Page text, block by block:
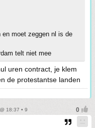
en moet zeggen nl is de
telt niet mee
uren contract, je klem
de protestantse landen
18:37 • 9